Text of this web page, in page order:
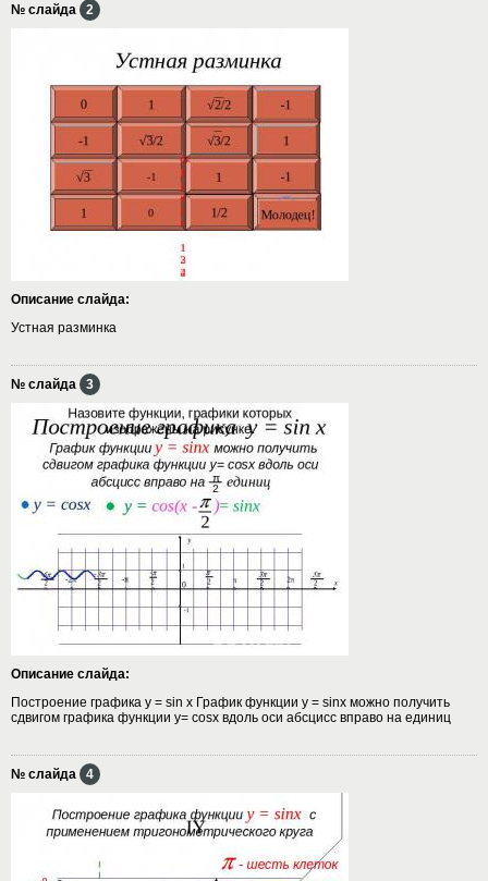
№ слайда 2
Описание слайда:
Устная разминка
№ слайда 3
Описание слайда:
Построение графика y = sin x График функции y = sinx можно получить
сдвигом графика функции у= cosх вдоль оси абсцисс вправо на единиц
№ слайда 4